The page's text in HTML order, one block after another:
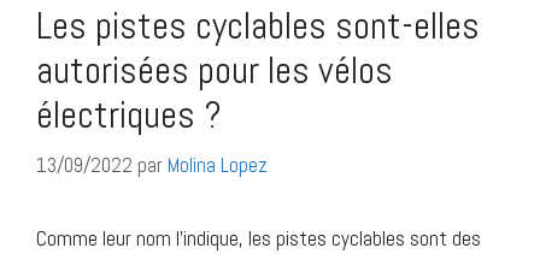
Les pistes cyclables sont-elles
autorisées pour les vélos
électriques ?
13/09/2022 par Molina Lopez
Comme leur nom l’indique, les pistes cyclables sont des